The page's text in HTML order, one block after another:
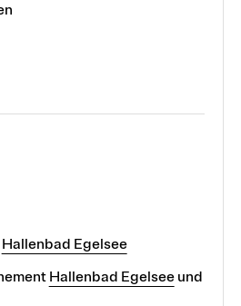
Hallenbad Egelsee
Hallenbad Egelseeund